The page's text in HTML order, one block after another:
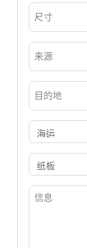
尺
寸
填）
来
源
填）
目
的
地
（必
填）
运
输
（必
填）
包
（必
填）
Untitled
（必